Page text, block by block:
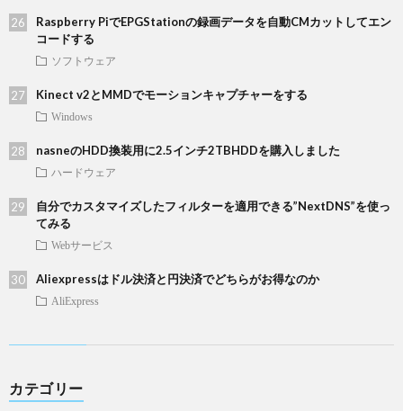
Raspberry PiでEPGStationの録画データを自動CMカットしてエン
コードする
ソフトウェア
Kinect v2とMMDでモーションキャプチャーをする
Windows
nasneのHDD換装用に2.5インチ2TBHDDを購入しました
ハードウェア
自分でカスタマイズしたフィルターを適用できる”NextDNS”を使っ
てみる
Webサービス
Aliexpressはドル決済と円決済でどちらがお得なのか
AliExpress
カテゴリー